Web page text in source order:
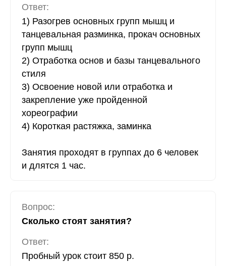
Ответ:
1) Разогрев основных групп мышц и
танцевальная разминка, прокач основных
групп мышц
2) Отработка основ и базы танцевального
стиля
3) Освоение новой или отработка и
закрепление уже пройденной
хореографии
4) Короткая растяжка, заминка
Занятия проходят в группах до 6 человек
и длятся 1 час.
Вопрос:
Сколько стоят занятия?
Ответ:
Пробный урок стоит 850 р.